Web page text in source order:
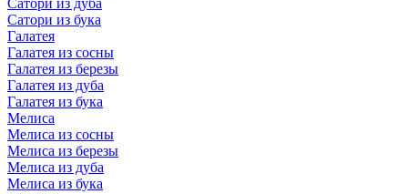
Сатори из дуба
Сатори из бука
Галатея
Галатея из сосны
Галатея из березы
Галатея из дуба
Галатея из бука
Мелиса
Мелиса из сосны
Мелиса из березы
Мелиса из дуба
Мелиса из бука